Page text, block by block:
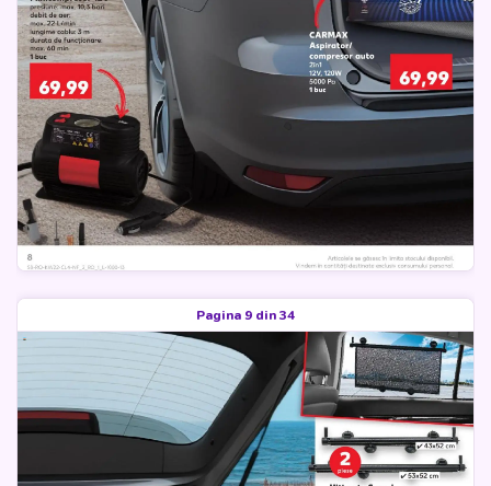
Pagina 9 din 34